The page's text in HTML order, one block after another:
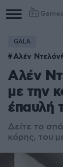
Games
GALA
Αλέν Ντελόν
Αλέν
με την
έπαυλή
Δείτε το
κόρης, του